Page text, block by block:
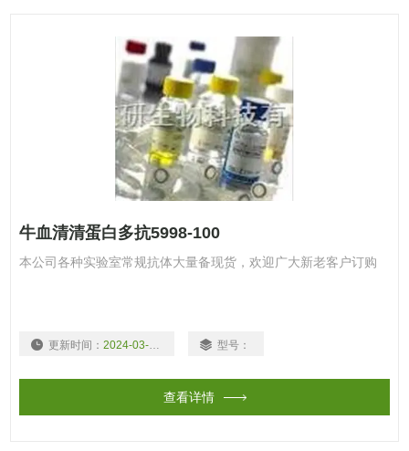
牛血清清蛋白多抗5998-100
本公司各种实验室常规抗体大量备现货，欢迎广大新老客户订购
更新时间： 2024-03-15 型号：
查看详情